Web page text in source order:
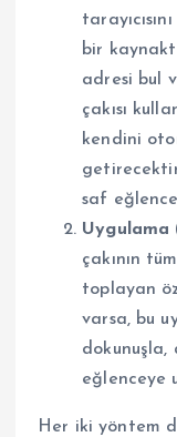
bir
adresi bul
çakısı
kendini
saf
Uygulama
çakının
toplayan
varsa, bu
eğlenceye
Her iki yöntem